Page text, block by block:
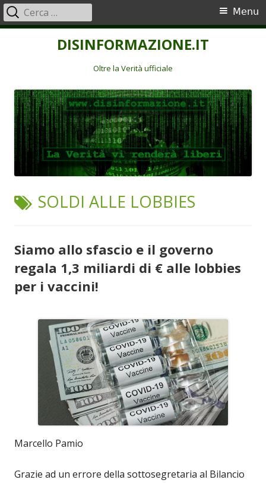
DISINFORMAZIONE.IT
Oltre la Verità ufficiale
Menu
principale
Menu
Ricerca
per:
TAG:
SOLDI ALLE LOBBIES
Siamo allo sfascio e il governo
regala 1,3 miliardi di € alle lobbies
per i vaccini!
Marcello Pamio
Grazie ad un errore della sottosegretaria al Bilancio